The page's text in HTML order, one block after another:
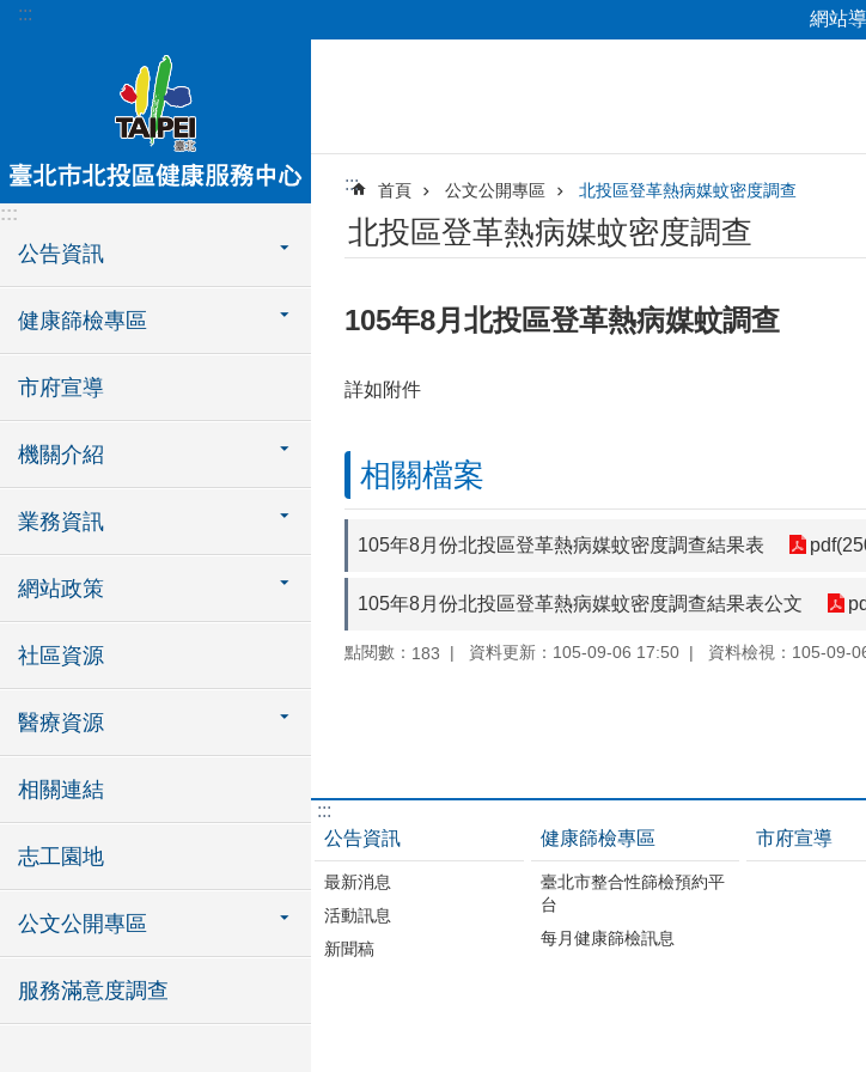
跳到主要內容區塊
::: 網站
:::
公告資訊
健康篩檢專區
市府宣導
機關介紹
業務資訊
網站政策
社區資源
醫療資源
相關連結
志工園地
公文公開專區
服務滿意度調查
::: 首頁 公文公開專區 北投區登革熱病媒蚊密度調查
北投區登革熱病媒蚊密度調查
105年8月北投區登革熱病媒蚊調查
詳如附件
相關檔案
105年8月份北投區登革熱病媒蚊密度調查結果表
105年8月份北投區登革熱病媒蚊密度調查結果表公文
點閱數： 183 資料更新：105-09-06 17:50 資料檢視：105-09-
:::
公告資訊
最新消息
活動訊息
新聞稿
健康篩檢專區
臺北市整合性篩檢預約平
台
每月健康篩檢訊息
市府宣導